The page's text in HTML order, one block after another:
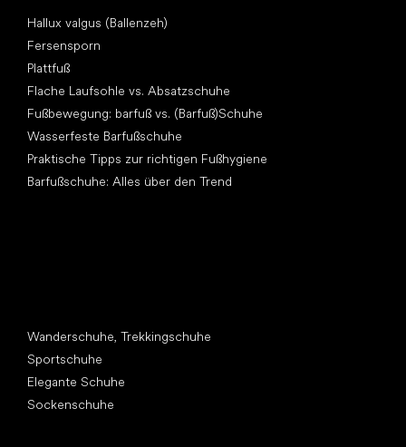
Hallux valgus (Ballenzeh)
Fersensporn
Plattfuß
Flache Laufsohle vs. Absatzschuhe
Fußbewegung: barfuß vs. (Barfuß)Schuhe
Wasserfeste Barfußschuhe
Praktische Tipps zur richtigen Fußhygiene
Barfußschuhe: Alles über den Trend
Wanderschuhe, Trekkingschuhe
Sportschuhe
Elegante Schuhe
Sockenschuhe